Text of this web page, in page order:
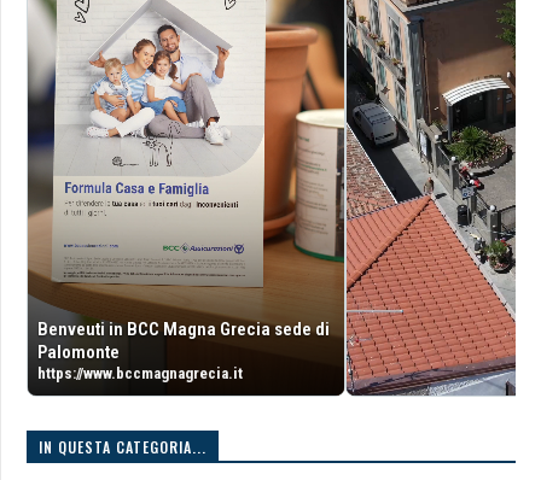
Benveuti in BCC Magna Grecia sede di
Palomonte
https://www.bccmagnagrecia.it
IN QUESTA CATEGORIA...